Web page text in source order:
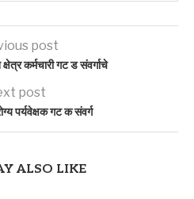
post
कर्मचारी गट ड संवर्गाचे
post
पर्यवेक्षक गट क संवर्ग
ALSO LIKE